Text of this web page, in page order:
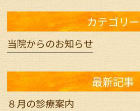
カテゴリー
当院からのお知らせ
最新記事
８月の診療案内